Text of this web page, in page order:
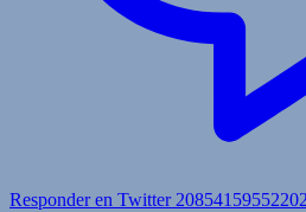
Responder en Twitter